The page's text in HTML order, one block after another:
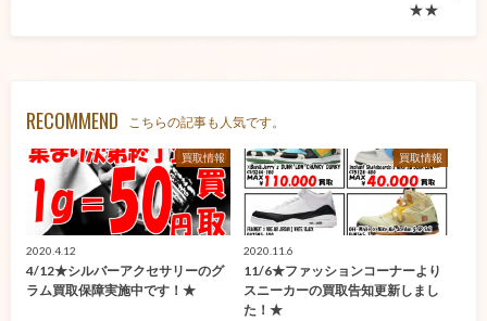
★★
RECOMMEND こちらの記事も人気です。
買取情報
2020.4.12
4/12★シルバーアクセサリーのグ
ラム買取保障実施中です！★
買取情報
2020.11.6
11/6★ファッションコーナーより
スニーカーの買取告知更新しまし
た！★